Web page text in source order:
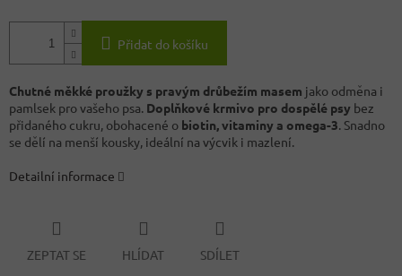
Přidat do košíku
Chutné měkké proužky s pravým drůbežím masem jako odměna i
pamlsek pro vašeho psa. Doplňkové krmivo pro dospělé psy bez
přidaného cukru, obohacené o biotin, vitaminy a omega-3. Snadno
se dělí na menší kousky, ideální na výcvik i mazlení.
Detailní informace
ZEPTAT SE HLÍDAT SDÍLET